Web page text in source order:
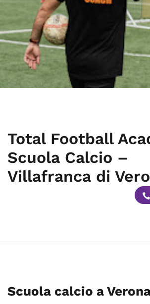
Total Football
Scuola Calcio –
Villafranca di
Scuola calcio a